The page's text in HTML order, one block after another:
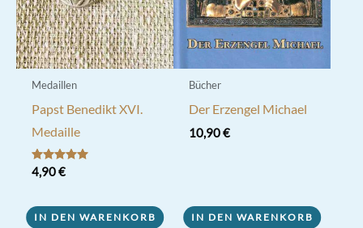
Medaillen
Papst Benedikt XVI.
Medaille
Bewertet mit
5.00
4,90€
IN DEN WARENKORB
Bücher
Der Erzengel Michael
10,90€
IN DEN WARENKORB